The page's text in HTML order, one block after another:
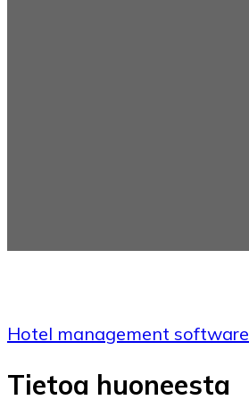
Hotel management software
Tietoa huoneesta